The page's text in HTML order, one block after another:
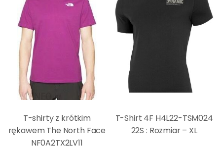
T-shirty z krótkim
rękawem The North Face
NF0A2TX2LV11
T-Shirt 4F H4L22-TSM024
22S : Rozmiar – XL